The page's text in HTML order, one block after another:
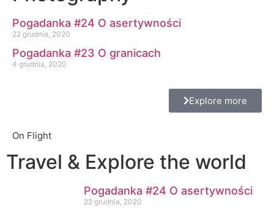
Pogadanka #24 O asertywności
22 grudnia, 2020
Pogadanka #23 O granicach
4 grudnia, 2020
Explore more
On Flight
Travel & Explore the world
Pogadanka #24 O asertywności
22 grudnia, 2020